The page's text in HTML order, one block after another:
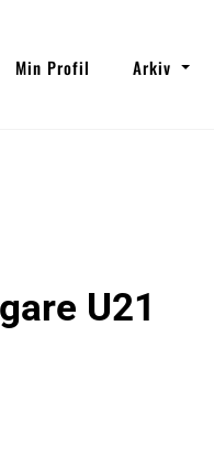
Min Profil Arkiv
U21